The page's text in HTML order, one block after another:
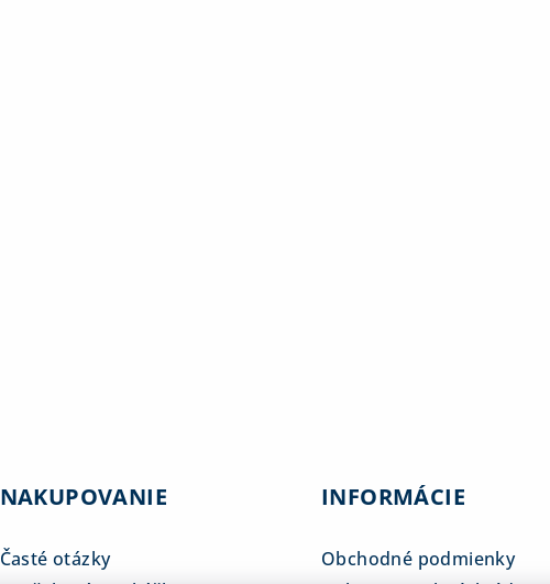
NAKUPOVANIE
Časté otázky
INFORMÁCIE
Obchodné podmienky